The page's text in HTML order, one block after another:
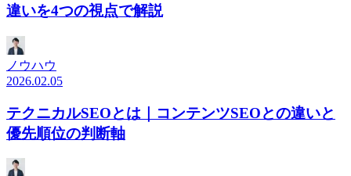
違いを4つの視点で解説
ノウハウ
2026.02.05
テクニカルSEOとは｜コンテンツSEOとの違いと
優先順位の判断軸